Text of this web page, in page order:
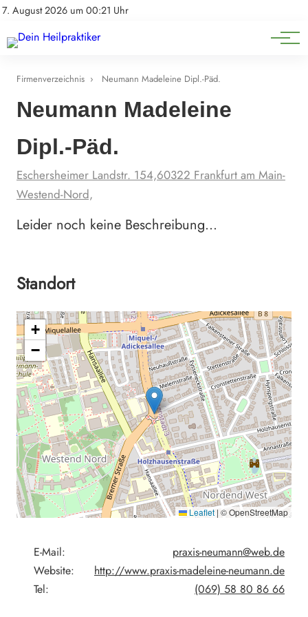
7. August 2026 um 00:21 Uhr
Impressum
Natürliche Medizin
Heilpflanzen & Kräuterkunde
Firmenverzeichnis › Neumann Madeleine Dipl.-Päd.
Neumann Madeleine
Dipl.-Päd.
Eschersheimer Landstr. 154,60322 Frankfurt am Main-
Westend-Nord,
Leider noch keine Beschreibung…
Standort
+
−
Leaflet | © OpenStreetMap
E-Mail:
praxis-neumann@web.de
Website:
http://www.praxis-madeleine-neumann.de
Tel:
(069) 58 80 86 66